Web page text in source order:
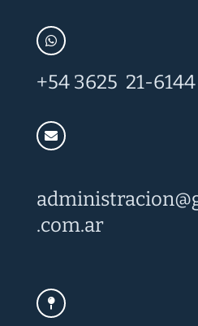
+54 3625 21-6144
administracion@
.com.ar